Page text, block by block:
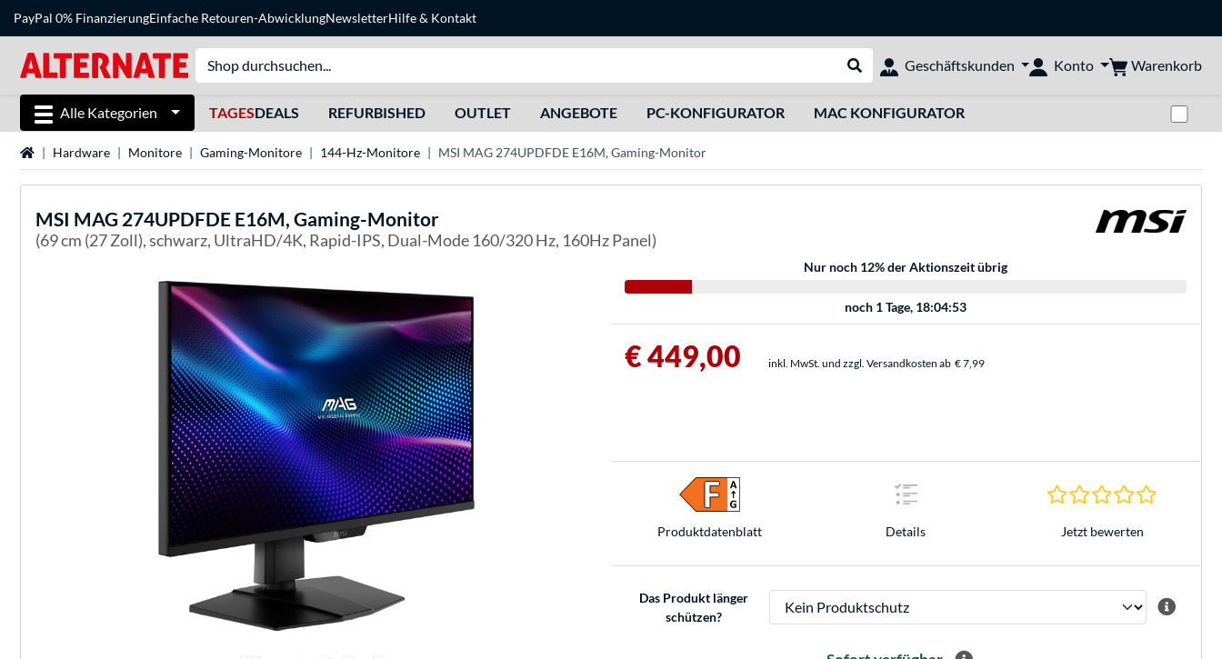
PayPal 0% FinanzierungEinfache Retouren-AbwicklungNewsletterHilfe& Kontakt
Suche durchführen
Geschäftskunden Konto Warenkorb
Alle Kategorien TAGESDEALS REFURBISHED OUTLET ANGEBOTE PC-KONFIGURATOR MAC KONFIGURATOR
StartseiteHardware Monitore Gaming-Monitore 144-Hz-Monitore MSI MAG 274UPDFDE E16M, Gaming-Monitor
MSI MAG 274UPDFDE E16M, Gaming-Monitor
(69 cm (27 Zoll), schwarz, UltraHD/4K, Rapid-IPS, Dual-Mode 160/320 Hz, 160Hz Panel)
Nur noch 12% der Aktionszeit übrig
noch 1 Tage, 18:04:53
€ 449,00 inkl. MwSt. und zzgl. Versandkosten ab € 7,99
Produkt­datenblatt Details
0.0 Sterne
Jetzt bewerten
Das Produkt länger
schützen?